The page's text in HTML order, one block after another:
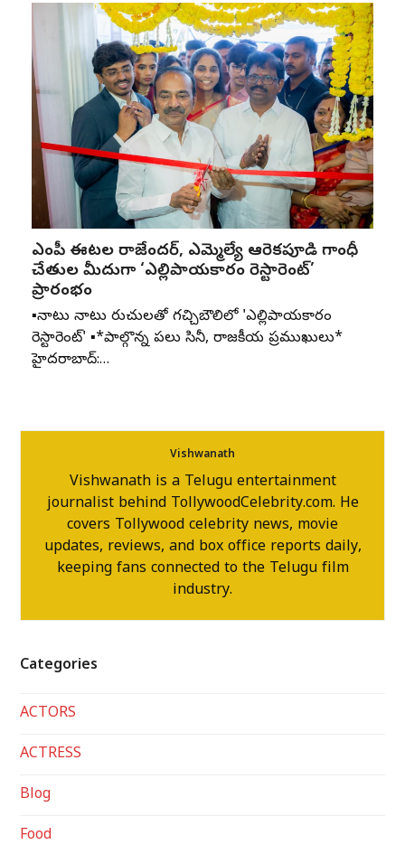
ఎంపీ ఈటల రాజేందర్, ఎమ్మెల్యే ఆరెకపూడి గాంధీ
చేతుల మీదుగా ‘ఎల్లిపాయకారం రెస్టారెంట్’
ప్రారంభం
▪️నాటు నాటు రుచులతో గచ్చిబౌలిలో 'ఎల్లిపాయకారం
రెస్టారెంట్' ▪️*పాల్గొన్న పలు సినీ, రాజకీయ ప్రముఖులు*
హైదరాబాద్:…
Vishwanath
Vishwanath is a Telugu entertainment
journalist behind TollywoodCelebrity.com. He
covers Tollywood celebrity news, movie
updates, reviews, and box office reports daily,
keeping fans connected to the Telugu film
industry.
Categories
ACTORS
ACTRESS
Blog
Food